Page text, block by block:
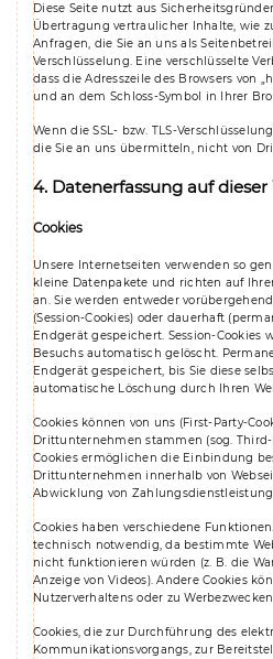
Diese Seite nutzt aus
Übertragung vertraulicher Inhalte, wie
Anfragen, die Sie an uns als
Verschlüsselung. Eine verschlüsselte
dass die Adresszeile des Browsers von
und an dem Schloss-Symbol in Ihrer
Wenn die SSL- bzw. TLS-
die Sie an uns übermitteln, nicht von
4. Datenerfassung auf dieser
Cookies
Unsere Internetseiten verwenden so
kleine Datenpakete und richten auf
an. Sie werden entweder
(Session-Cookies) oder dauerhaft
Endgerät gespeichert. Session-Cookies
Besuchs automatisch gelöscht.
Endgerät gespeichert, bis Sie diese
automatische Löschung durch Ihren
Cookies können von uns (First-Party-
Drittunternehmen stammen (sog. Third-
Cookies ermöglichen die Einbindung
Drittunternehmen innerhalb von
Abwicklung von
Cookies haben verschiedene
technisch notwendig, da bestimmte
nicht funktionieren würden (z. B. die
Anzeige von Videos). Andere Cookies
Nutzerverhaltens oder zu
Cookies, die zur Durchführung des
Kommunikationsvorgangs, zur